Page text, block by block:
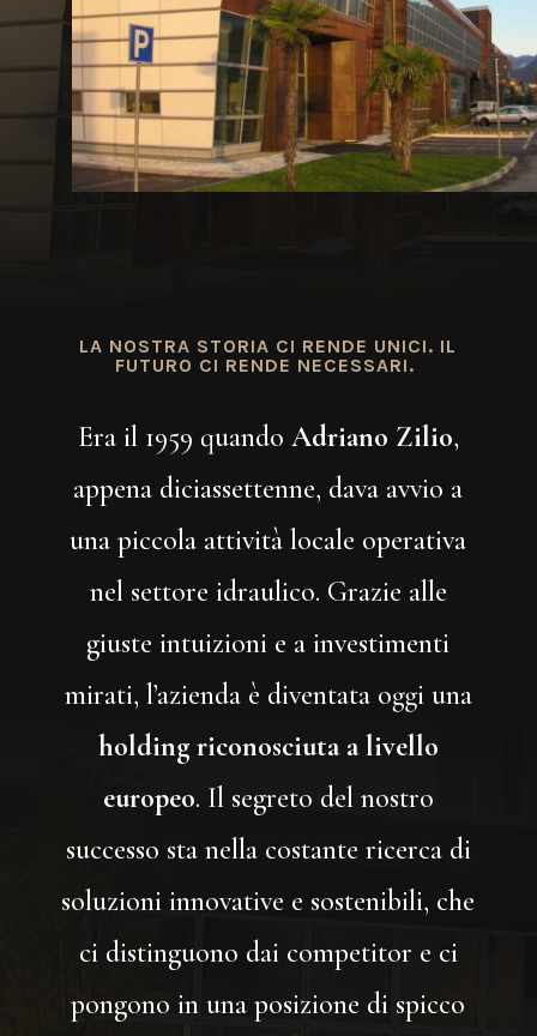
LA NOSTRA STORIA CI RENDE UNICI. IL
FUTURO CI RENDE NECESSARI.
Era il 1959 quando Adriano Zilio,
appena diciassettenne, dava avvio a
una piccola attività locale operativa
nel settore idraulico. Grazie alle
giuste intuizioni e a investimenti
mirati, l’azienda è diventata oggi una
holding riconosciuta a livello
europeo. Il segreto del nostro
successo sta nella costante ricerca di
soluzioni innovative e sostenibili, che
ci distinguono dai competitor e ci
pongono in una posizione di spicco